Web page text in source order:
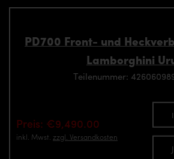
PD700 Front- und
Lamborghini
Teilenummer:
Preis: €9,490.00
inkl. Mwst. zzgl. Versandkosten